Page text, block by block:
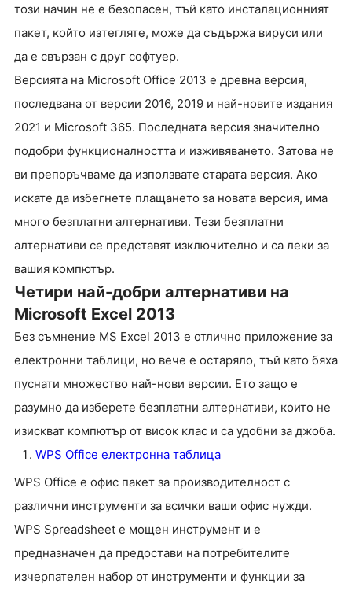
този начин не е безопасен, тъй като инсталационният
пакет, който изтегляте, може да съдържа вируси или
да е свързан с друг софтуер.
Версията на Microsoft Office 2013 е древна версия,
последвана от версии 2016, 2019 и най-новите издания
2021 и Microsoft 365. Последната версия значително
подобри функционалността и изживяването. Затова не
ви препоръчваме да използвате старата версия. Ако
искате да избегнете плащането за новата версия, има
много безплатни алтернативи. Тези безплатни
алтернативи се представят изключително и са леки за
вашия компютър.
Четири най-добри алтернативи на
Microsoft Excel 2013
Без съмнение MS Excel 2013 е отлично приложение за
електронни таблици, но вече е остаряло, тъй като бяха
пуснати множество най-нови версии. Ето защо е
разумно да изберете безплатни алтернативи, които не
изискват компютър от висок клас и са удобни за джоба.
WPS Office електронна таблица
WPS Office е офис пакет за производителност с
различни инструменти за всички ваши офис нужди.
WPS Spreadsheet е мощен инструмент и е
предназначен да предостави на потребителите
изчерпателен набор от инструменти и функции за